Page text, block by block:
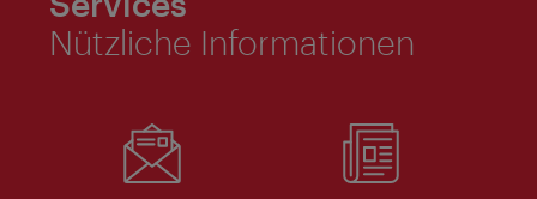
Nützliche Informationen